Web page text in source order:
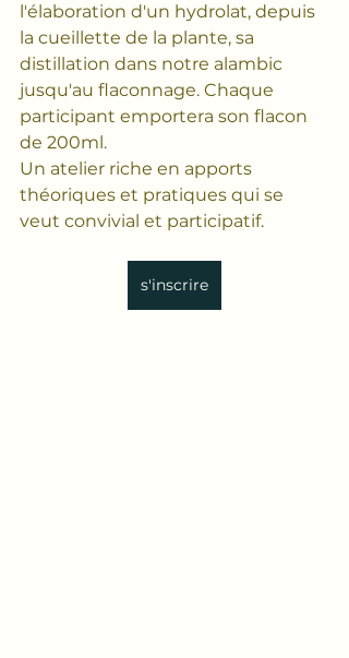
l'élaboration d'un hydrolat, depuis
la cueillette de la plante, sa
distillation dans notre alambic
jusqu'au flaconnage. Chaque
participant emportera son flacon
de 200ml.
Un atelier riche en apports
théoriques et pratiques qui se
veut convivial et participatif.
s'inscrire